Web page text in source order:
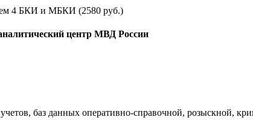
4 БКИ и МБКИ (2580 руб.)
центр МВД России
баз данных оперативно-справочной, розыскной,